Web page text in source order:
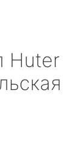
Huter